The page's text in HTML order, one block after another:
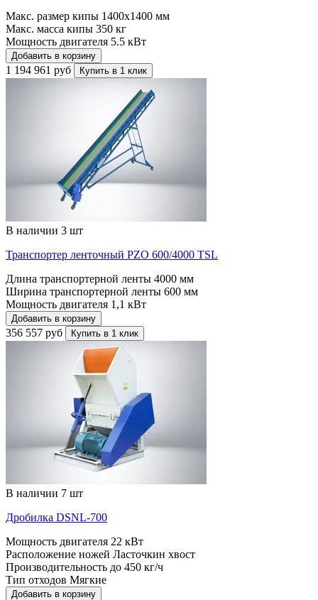
Макс. размер кипы 1400x1400 мм
Макс. масса кипы 350 кг
Мощность двигателя 5.5 кВт
Добавить в корзину
1 194 961 руб Купить в 1 клик
В наличии 3 шт
Транспортер ленточный PZO 600/4000 TSL
Длина транспортерной ленты 4000 мм
Ширина транспортерной ленты 600 мм
Мощность двигателя 1,1 кВт
Добавить в корзину
356 557 руб Купить в 1 клик
В наличии 7 шт
Дробилка DSNL-700
Мощность двигателя 22 кВт
Расположение ножей Ласточкин хвост
Производительность до 450 кг/ч
Тип отходов Мягкие
Добавить в корзину